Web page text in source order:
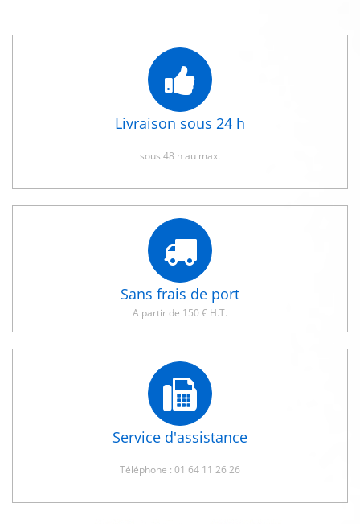
Livraison sous 24 h
sous 48 h au max.
Sans frais de port
A partir de 150 € H.T.
Service d'assistance
Téléphone : 01 64 11 26 26